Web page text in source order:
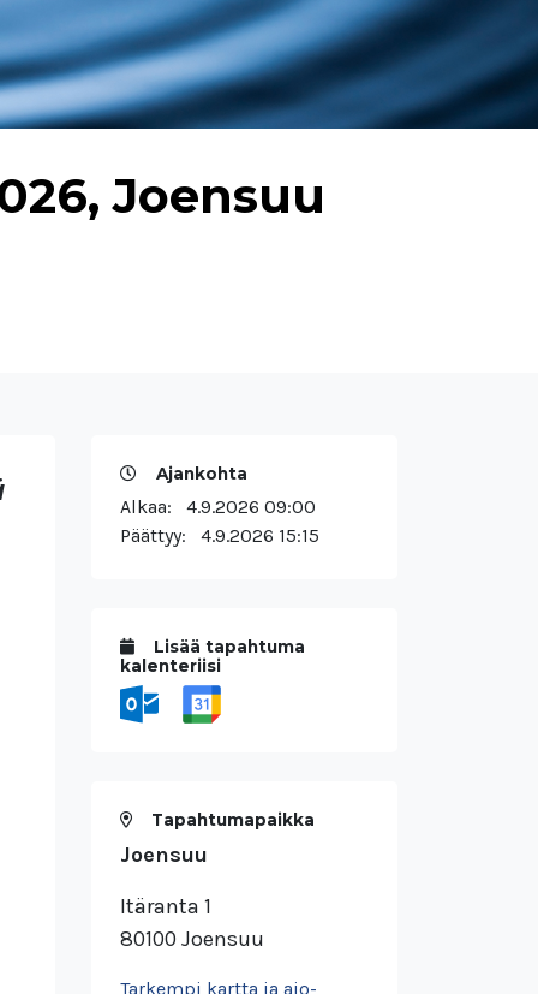
Joensuu
Ajankohta
Alkaa: 4.9.2026 09:00
Päättyy: 4.9.2026 15:15
Lisää tapahtuma
kalenteriisi
Tapahtumapaikka
Joensuu
Itäranta 1
80100 Joensuu
Tarkempi kartta ja ajo-